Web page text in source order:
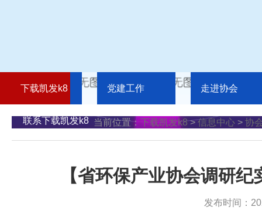
下载凯发k8 党建工作 走进协会
联系下载凯发k8 当前位置： 下载凯发k8>信息中心 > 协
【省环保产业协会调研
发布时间：